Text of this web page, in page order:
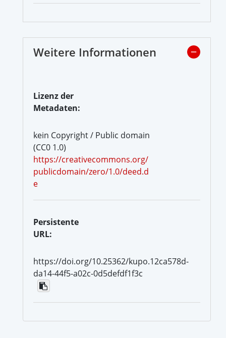
Weitere Informationen
Lizenz der
Metadaten:
kein Copyright / Public domain
(CC0 1.0)
https://creativecommons.org/
publicdomain/zero/1.0/deed.d
e
Persistente
URL:
https://doi.org/10.25362/kupo.12ca578d-
da14-44f5-a02c-0d5defdf1f3c